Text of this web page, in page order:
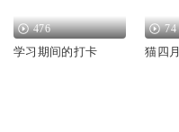
476
学习期间的打卡
74
猫四月